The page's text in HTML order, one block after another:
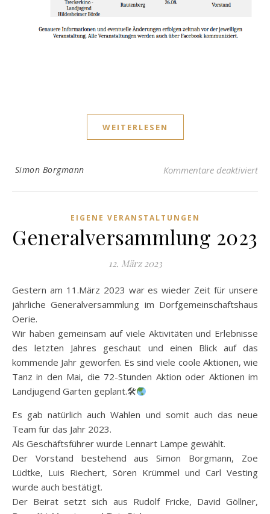
WEITERLESEN
Simon Borgmann Kommentare deaktiviert
EIGENE VERANSTALTUNGEN
Generalversammlung 2023
12. März 2023
Gestern am 11.März 2023 war es wieder Zeit für unsere
jährliche Generalversammlung im Dorfgemeinschaftshaus
Oerie.
Wir haben gemeinsam auf viele Aktivitäten und Erlebnisse
des letzten Jahres geschaut und einen Blick auf das
kommende Jahr geworfen. Es sind viele coole Aktionen, wie
Tanz in den Mai, die 72-Stunden Aktion oder Aktionen im
Landjugend Garten geplant.🛠
Es gab natürlich auch Wahlen und somit auch das neue
Team für das Jahr 2023.
Als Geschäftsführer wurde Lennart Lampe gewählt.
Der Vorstand bestehend aus Simon Borgmann, Zoe
Lüdtke, Luis Riechert, Sören Krümmel und Carl Vesting
wurde auch bestätigt.
Der Beirat setzt sich aus Rudolf Fricke, David Göllner,